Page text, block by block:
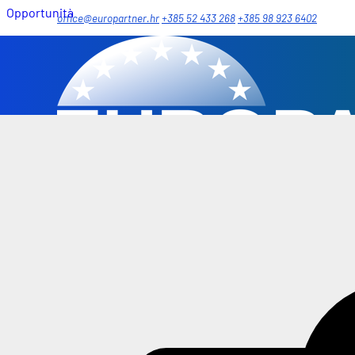
office@europartner.hr+385 52 433 268+385 98 923 6402
Opportunità